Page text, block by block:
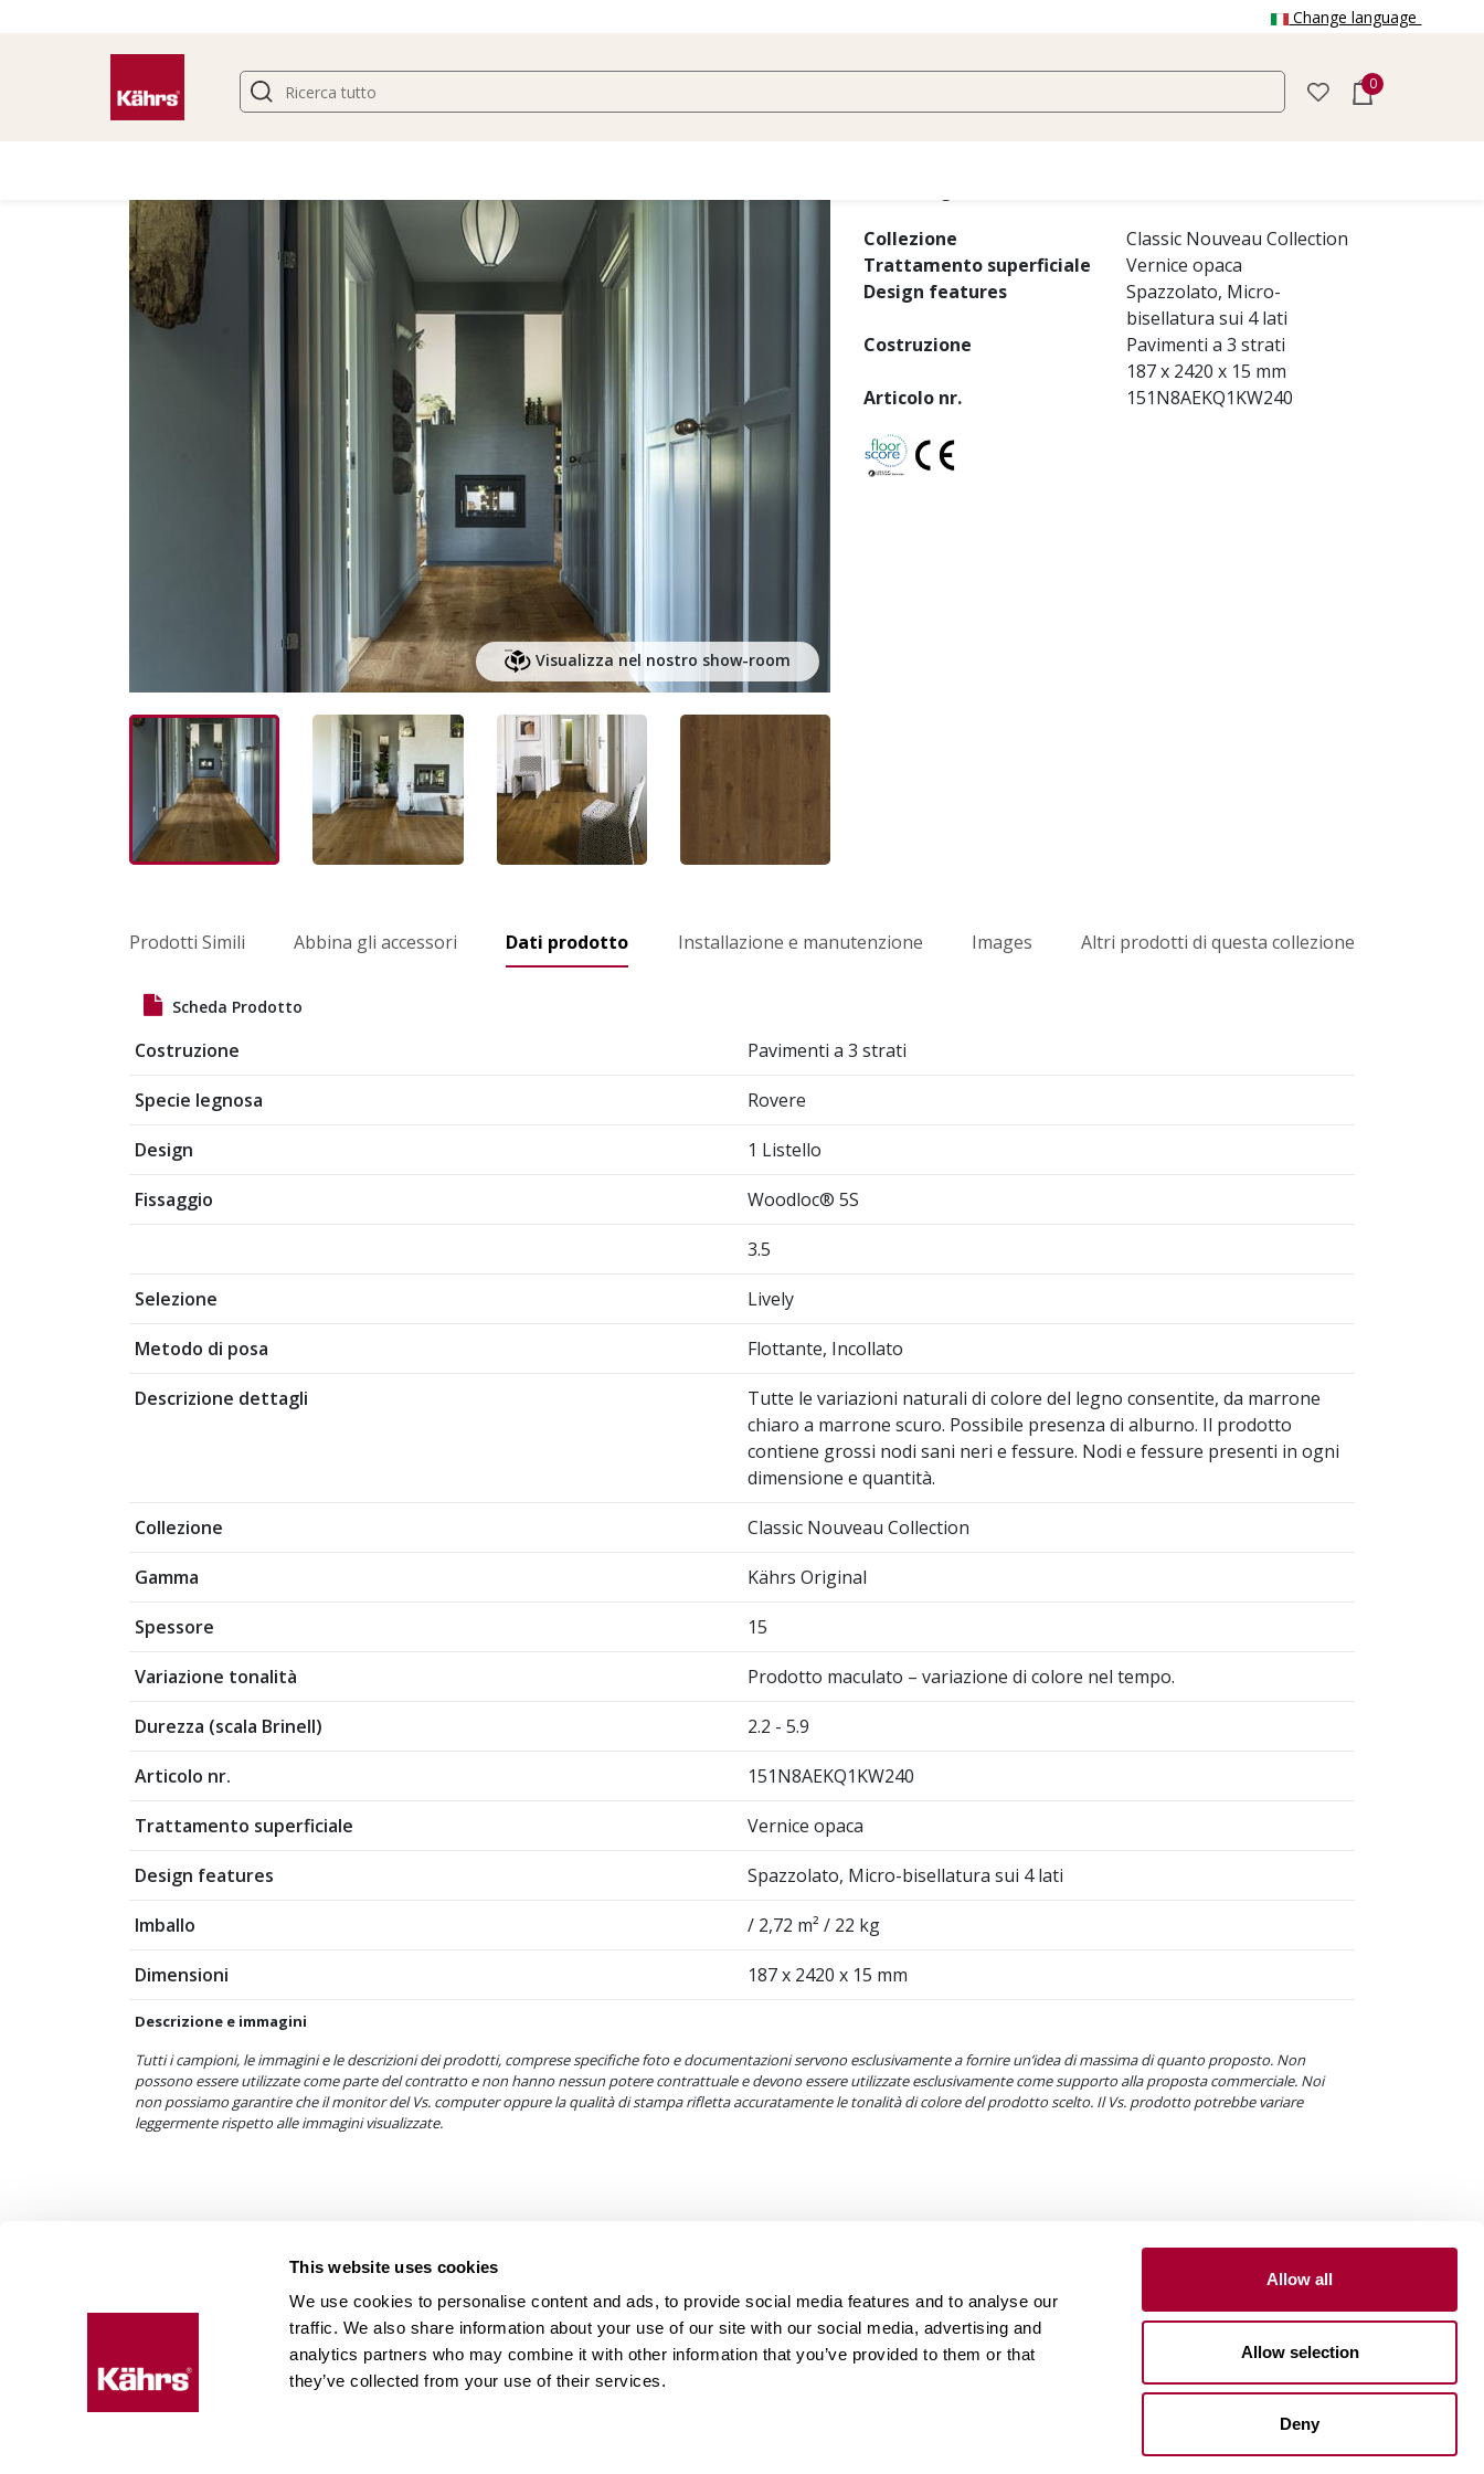
This website uses cookies
We use cookies to personalise content and ads, to provide social media features and to analyse our
traffic. We also share information about your use of our site with our social media, advertising and
analytics partners who may combine it with other information that you’ve provided to them or that
they’ve collected from your use of their services.
Allow all
Allow selection
Deny
Change language
0
Visualizza nel nostro show-room
Rovere Nouveau Rich
Collezione
Classic Nouveau Collection
Trattamento superficiale
Vernice opaca
Design features
Spazzolato, Micro-
bisellatura sui 4 lati
Costruzione
Pavimenti a 3 strati
187 x 2420 x 15 mm
Articolo nr.
151N8AEKQ1KW240
Prodotti Simili Abbina gli accessori Dati prodotto Installazione e manutenzione Images Altri prodotti di questa collezione
Scheda Prodotto
Costruzione Pavimenti a 3 strati
Specie legnosa Rovere
Design 1 Listello
Fissaggio Woodloc® 5S
3.5
Selezione Lively
Metodo di posa Flottante, Incollato
Descrizione dettagli
Tutte le variazioni naturali di colore del legno consentite, da marrone
chiaro a marrone scuro. Possibile presenza di alburno. Il prodotto
contiene grossi nodi sani neri e fessure. Nodi e fessure presenti in ogni
dimensione e quantità.
Collezione Classic Nouveau Collection
Gamma Kährs Original
Spessore 15
Variazione tonalità Prodotto maculato – variazione di colore nel tempo.
Durezza (scala Brinell) 2.2 - 5.9
Articolo nr. 151N8AEKQ1KW240
Trattamento superficiale Vernice opaca
Design features Spazzolato, Micro-bisellatura sui 4 lati
Imballo / 2,72 m² / 22 kg
Dimensioni 187 x 2420 x 15 mm
Descrizione e immagini
Tutti i campioni, le immagini e le descrizioni dei prodotti, comprese specifiche foto e documentazioni servono esclusivamente a fornire un’idea di massima di quanto proposto. Non
possono essere utilizzate come parte del contratto e non hanno nessun potere contrattuale e devono essere utilizzate esclusivamente come supporto alla proposta commerciale. Noi
non possiamo garantire che il monitor del Vs. computer oppure la qualità di stampa rifletta accuratamente le tonalità di colore del prodotto scelto. Il Vs. prodotto potrebbe variare
leggermente rispetto alle immagini visualizzate.